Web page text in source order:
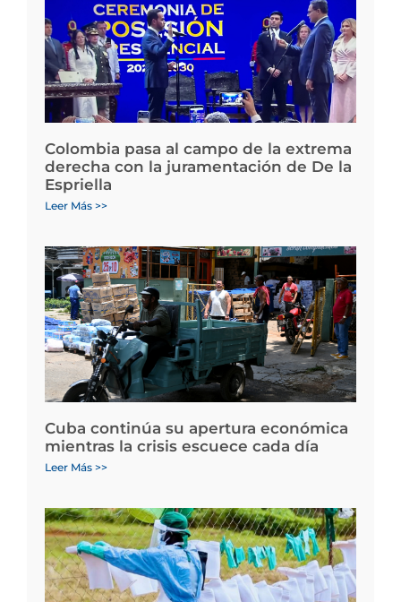
Colombia pasa al campo de la extrema
derecha con la juramentación de De la
Espriella
Leer Más >>
Cuba continúa su apertura económica
mientras la crisis escuece cada día
Leer Más >>